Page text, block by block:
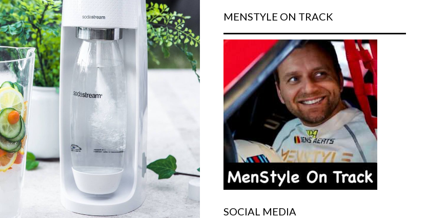
MENSTYLE ON TRACK
SOCIAL MEDIA